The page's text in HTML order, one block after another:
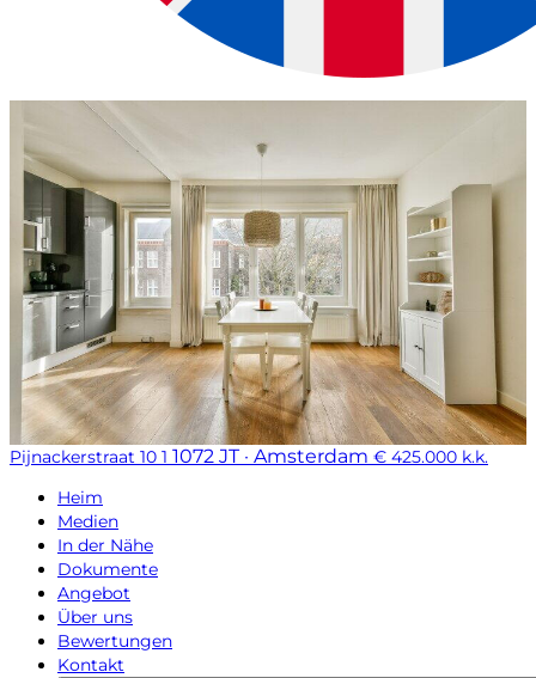
Pijnackerstraat 10 1 1072 JT · Amsterdam € 425.000 k.k.
Heim
Medien
In der Nähe
Dokumente
Angebot
Über uns
Bewertungen
Kontakt